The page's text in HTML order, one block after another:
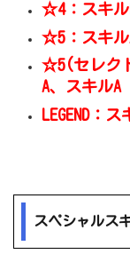
☆4：スキル
☆5 ：スキ
☆5(セレク
A、スキルA
LEGEND：
スペシャルス